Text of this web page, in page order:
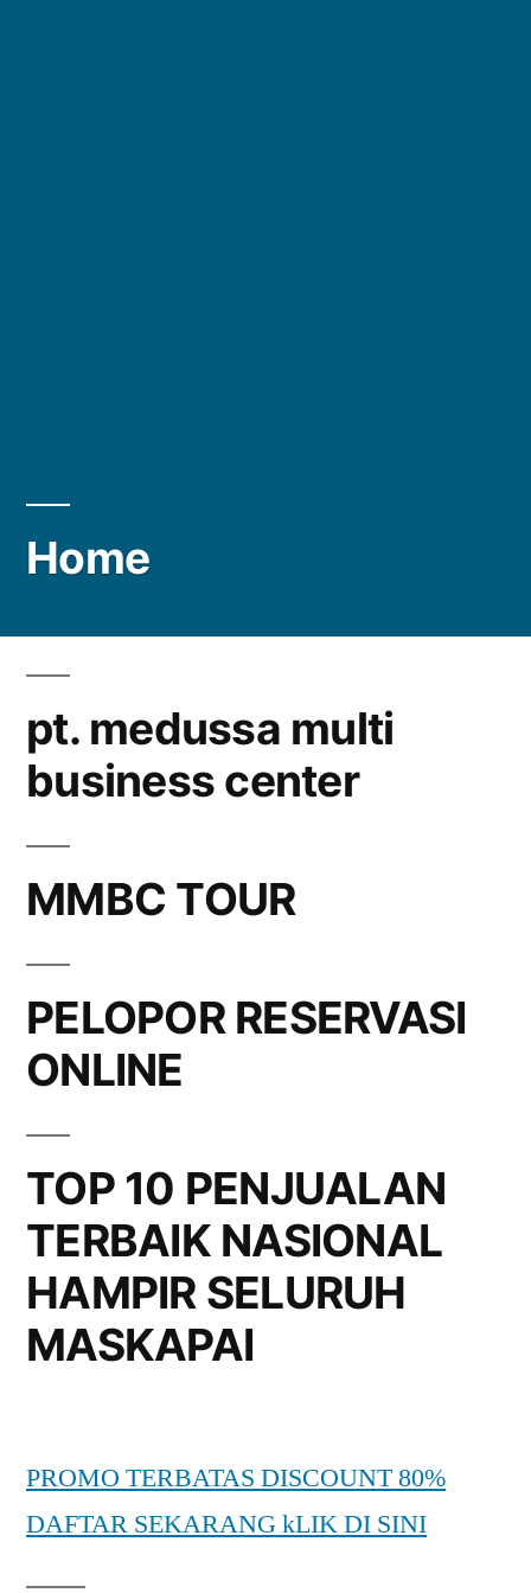
Home
pt. medussa multi
business center
MMBC TOUR
PELOPOR RESERVASI
ONLINE
TOP 10 PENJUALAN
TERBAIK NASIONAL
HAMPIR SELURUH
MASKAPAI
PROMO TERBATAS DISCOUNT 80%
DAFTAR SEKARANG kLIK DI SINI